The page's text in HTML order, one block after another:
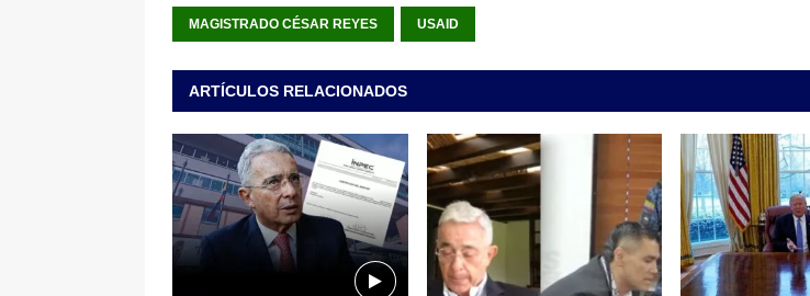
MAGISTRADO CÉSAR REYES USAID
ARTÍCULOS RELACIONADOS